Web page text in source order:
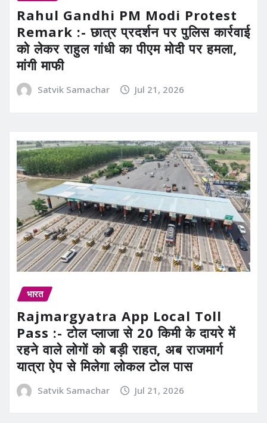
Rahul Gandhi PM Modi Protest
Remark :- छात्र प्रदर्शन पर पुलिस कार्रवाई
को लेकर राहुल गांधी का पीएम मोदी पर हमला,
मांगी माफी
Satvik Samachar Jul 21, 2026
भारत
Rajmargyatra App Local Toll
Pass :- टोल प्लाजा से 20 किमी के दायरे में
रहने वाले लोगों को बड़ी राहत, अब राजमार्ग
यात्रा ऐप से मिलेगा लोकल टोल पास
Satvik Samachar Jul 21, 2026